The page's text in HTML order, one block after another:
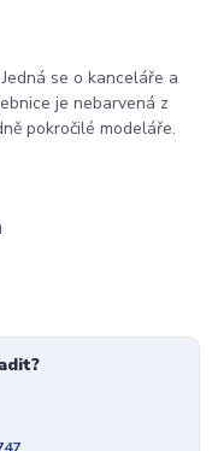
se o kanceláře a
je nebarvená z
pokročilé modeláře.